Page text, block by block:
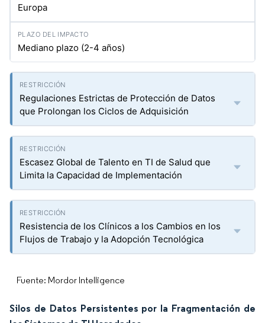
Europa
Mediano plazo (2-4 años)
Regulaciones Estrictas de Protección de Datos
que Prolongan los Ciclos de Adquisición
Escasez Global de Talento en TI de Salud que
Limita la Capacidad de Implementación
Resistencia de los Clínicos a los Cambios en los
Flujos de Trabajo y la Adopción Tecnológica
Fuente: Mordor Intelligence
Silos de Datos Persistentes por la Fragmentación de